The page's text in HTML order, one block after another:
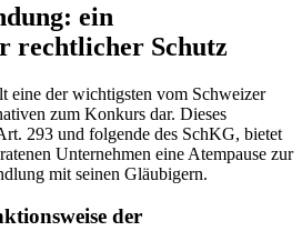
ein
rechtlicher Schutz
eine der wichtigsten vom Schweizer
zum Konkurs dar. Dieses
293 und folgende des SchKG, bietet
Unternehmen eine Atempause zur
mit seinen Gläubigern.
der